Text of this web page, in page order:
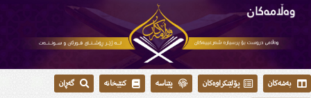
بەشەکان پۆلێنکراوەکان پێناسە کتێبخانە
گەڕان